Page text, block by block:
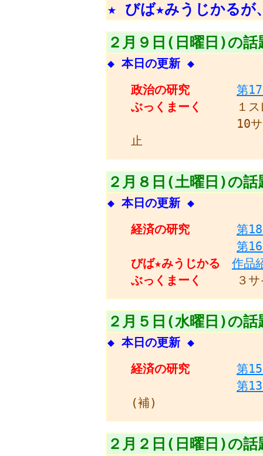
★ びば★みうじかるが
２月９日(日曜日)の話
◆ 本日の更新 ◆
政治の研究 第
ぶっくまーく
１
10
止
２月８日(土曜日)の話
◆ 本日の更新 ◆
経済の研究 第
第
びば★みうじかる 作品
ぶっくまーく
３
２月５日(水曜日)の話
◆ 本日の更新 ◆
経済の研究 第
第
(補)
２月２日(日曜日)の話